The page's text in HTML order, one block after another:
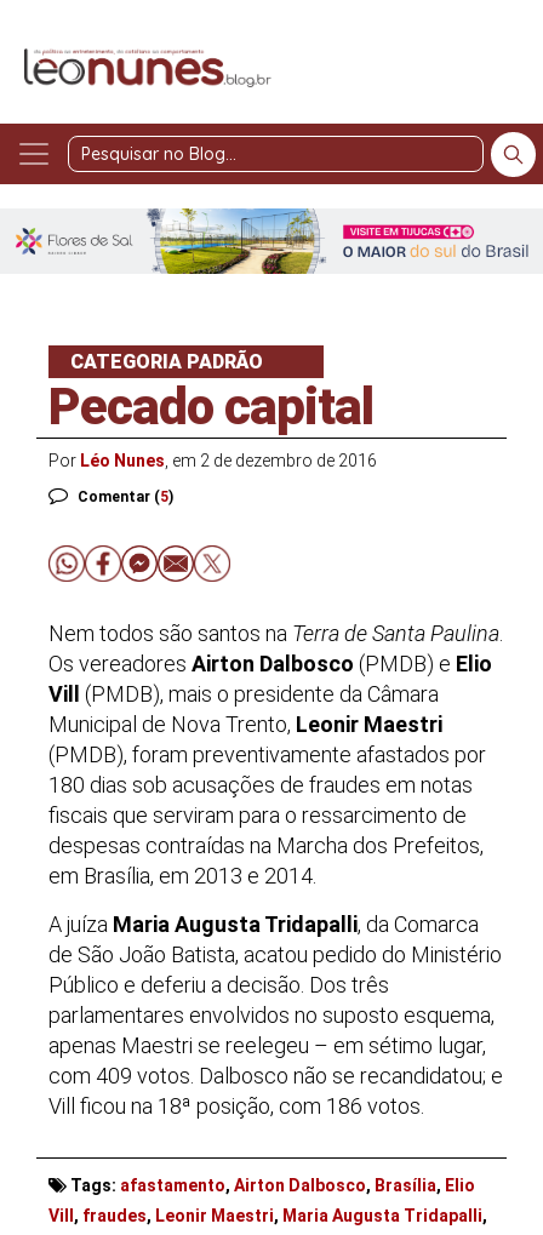
Pesquisar
Blog
CATEGORIA PADRÃO
Pecado capital
Por Léo Nunes , em 2 de dezembro de 2016
Comentar (5)
Nem todos são santos na Terra de Santa Paulina
Os vereadores Airton Dalbosco (PMDB) e Elio
Vill (PMDB), mais o presidente da Câmara
Municipal de Nova Trento, Leonir Maestri
(PMDB), foram preventivamente afastados por
180 dias sob acusações de fraudes em notas
fiscais que serviram para o ressarcimento de
despesas contraídas na Marcha dos Prefeitos,
em Brasília, em 2013 e 2014.
A juíza Maria Augusta Tridapalli, da Comarca
de São João Batista, acatou pedido do Ministério
Público e deferiu a decisão. Dos três
parlamentares envolvidos no suposto esquema,
apenas Maestri se reelegeu – em sétimo lugar,
com 409 votos. Dalbosco não se recandidatou; e
Vill ficou na 18ª posição, com 186 votos.
Tags: afastamento, Airton Dalbosco, Brasília, Elio
Vill , fraudes, Leonir Maestri, Maria Augusta Tridapalli,